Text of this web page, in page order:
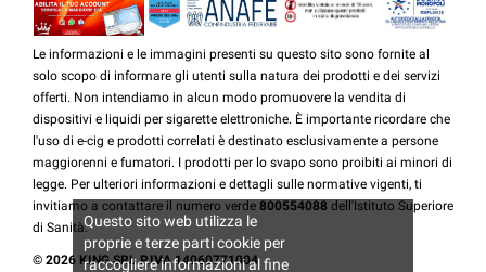
Le informazioni e le immagini presenti su questo sito sono fornite al
solo scopo di informare gli utenti sulla natura dei prodotti e dei servizi
offerti. Non intendiamo in alcun modo promuovere la vendita di
dispositivi e liquidi per sigarette elettroniche. È importante ricordare che
l'uso di e-cig e prodotti correlati è destinato esclusivamente a persone
maggiorenni e fumatori. I prodotti per lo svapo sono proibiti ai minori di
legge. Per ulteriori informazioni e dettagli sulle normative vigenti, ti
invitiamo a contattare il numero verde 800554088 dell'Istituto Superiore
di Sanità.
© 2026 KING SRL P.IVA 14060771004
Questo sito web utilizza le
proprie e terze parti cookie per
raccogliere informazioni al fine